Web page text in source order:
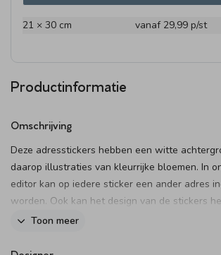
21 × 30 cm vanaf 29,99 p/st
Productinformatie
Omschrijving
Deze adresstickers hebben een witte
daarop illustraties van kleurrijke bloemen. In
editor kan op iedere sticker een ander adres
worden. Ook kan het design van de stickers
aangepast worden naar eigen wens.
Toon meer